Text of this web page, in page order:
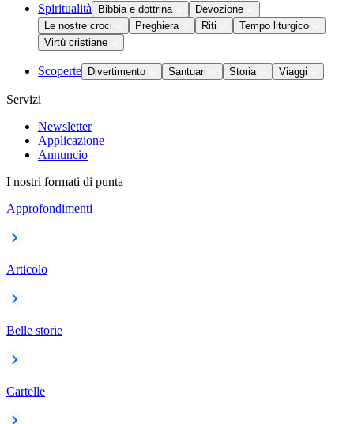
Spiritualità Bibbia e dottrina
Devozione
Le nostre croci
Preghiera Riti
Tempo liturgico
Virtù cristiane
Scoperte Divertimento Santuari Storia Viaggi
Servizi
Newsletter
Applicazione
Annuncio
I nostri formati di punta
Approfondimenti
Articolo
Belle storie
Cartelle